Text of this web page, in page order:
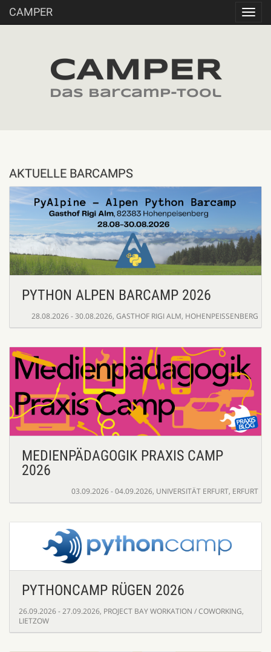
CAMPER
CAMPER
das barcamp-tool
AKTUELLE BARCAMPS
PYTHON ALPEN BARCAMP 2026
28.08.2026 - 30.08.2026, GASTHOF RIGI ALM, HOHENPEISSENBERG
MEDIENPÄDAGOGIK PRAXIS CAMP
2026
03.09.2026 - 04.09.2026, UNIVERSITÄT ERFURT, ERFURT
PYTHONCAMP RÜGEN 2026
26.09.2026 - 27.09.2026, PROJECT BAY WORKATION / COWORKING,
LIETZOW